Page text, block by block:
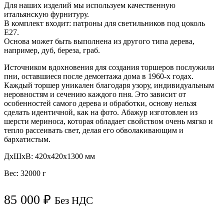
Для наших изделий мы используем качественную
итальянскую фурнитуру.
В комплект входит: патроны для светильников под цоколь
Е27.
Основа может быть выполнена из другого типа дерева,
например, дуб, береза, граб.
Источником вдохновения для создания торшеров послужили
пни, оставшиеся после демонтажа дома в 1960-х годах.
Каждый торшер уникален благодаря узору, индивидуальным
неровностям и сечению каждого пня. Это зависит от
особенностей самого дерева и обработки, основу нельзя
сделать идентичной, как на фото. Абажур изготовлен из
шерсти мериноса, которая обладает свойством очень мягко и
тепло рассеивать свет, делая его обволакивающим и
бархатистым.
ДxШxВ: 420x420x1300 мм
Вес: 32000 г
85 000 ₽ Без НДС